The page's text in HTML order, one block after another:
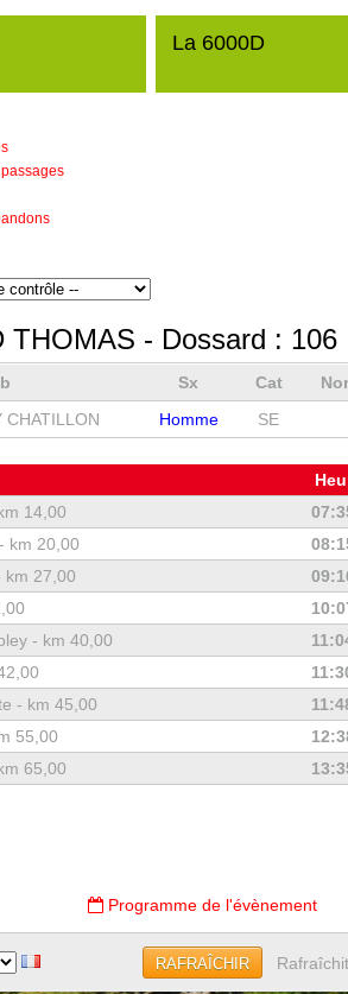
La 6000D
THOMAS - Dossard : 106
Sx Cat
CHATILLON
Homme SE
14,00
km 20,00
km 27,00
- km 40,00
- km 45,00
55,00
65,00
Programme de l'évènement
RAFRAÎCHIR